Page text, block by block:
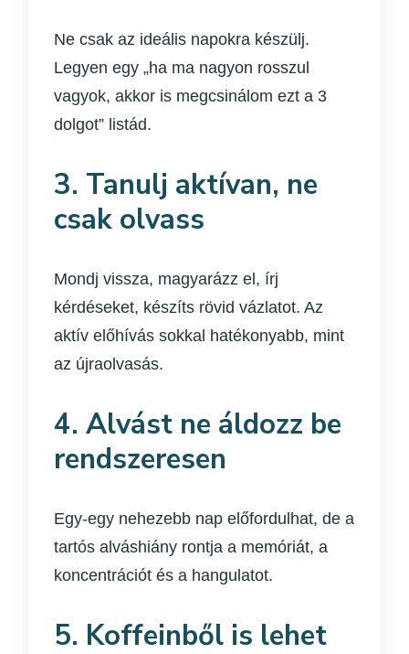
Ne csak az ideális napokra készülj.
Legyen egy „ha ma nagyon rosszul
vagyok, akkor is megcsinálom ezt a 3
dolgot” listád.
3. Tanulj aktívan, ne
csak olvass
Mondj vissza, magyarázz el, írj
kérdéseket, készíts rövid vázlatot. Az
aktív előhívás sokkal hatékonyabb, mint
az újraolvasás.
4. Alvást ne áldozz be
rendszeresen
Egy-egy nehezebb nap előfordulhat, de a
tartós alváshiány rontja a memóriát, a
koncentrációt és a hangulatot.
5. Koffeinből is lehet